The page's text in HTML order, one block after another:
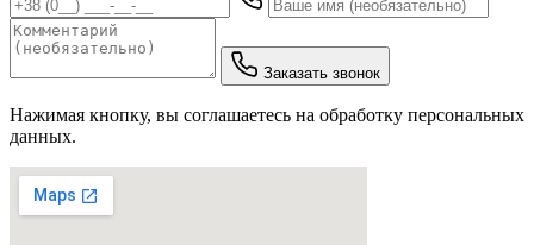
Заказать звонок
Нажимая кнопку, вы соглашаетесь на обработку персональных
данных.